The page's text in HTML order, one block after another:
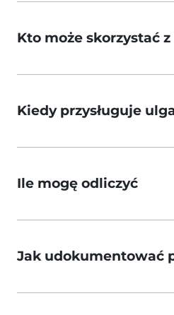
Kto może skorzystać
Kiedy przysługuje
Ile mogę odliczyć
Jak udokumentować